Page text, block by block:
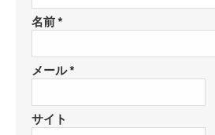
名前*
メール*
サイト